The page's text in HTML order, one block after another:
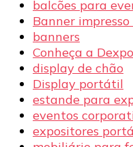
balcões para
Banner
banners
Conheça a Dexpo
display de chão
Display portátil
estande para
eventos
expositores